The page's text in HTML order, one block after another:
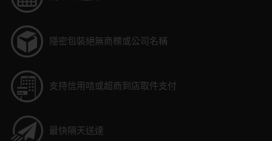
隱密包裝絕無商標或公司名稱
支持信用咭或超商到店取件支付
最快隔天送達